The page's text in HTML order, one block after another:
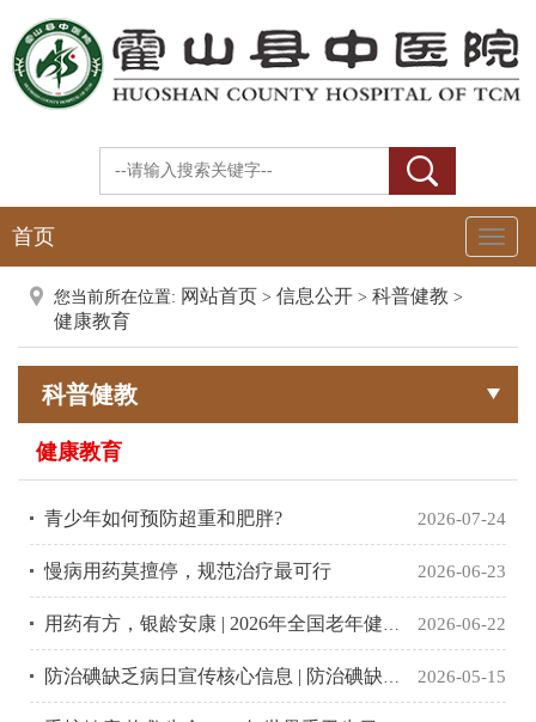
Toggle
首页
您当前所在位置: 网站首页 > 信息公开 > 科普健教 >
健康教育
科普健教
健康教育
2026-07-24
青少年如何预防超重和肥胖?
2026-06-23
慢病用药莫擅停，规范治疗最可行
2026-06-22
用药有方，银龄安康 | 2026年全国老年健康宣传周活动海报
2026-05-15
防治碘缺乏病日宣传核心信息 | 防治碘缺乏病日